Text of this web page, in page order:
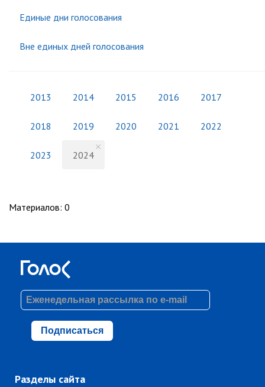
Единые дни голосования
Вне единых дней голосования
2013 2014 2015 2016 2017
2018 2019 2020 2021 2022
2023 2024
Материалов: 0
Подписаться
Разделы сайта